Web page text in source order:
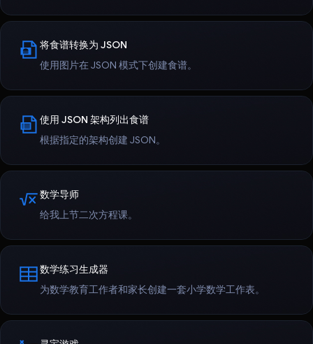
将食谱转换为 JSON
使用图片在 JSON 模式下创建食谱。
使用 JSON 架构列出食谱
根据指定的架构创建 JSON。
数学导师
给我上节二次方程课。
数学练习生成器
为数学教育工作者和家长创建一套小学数学工作表。